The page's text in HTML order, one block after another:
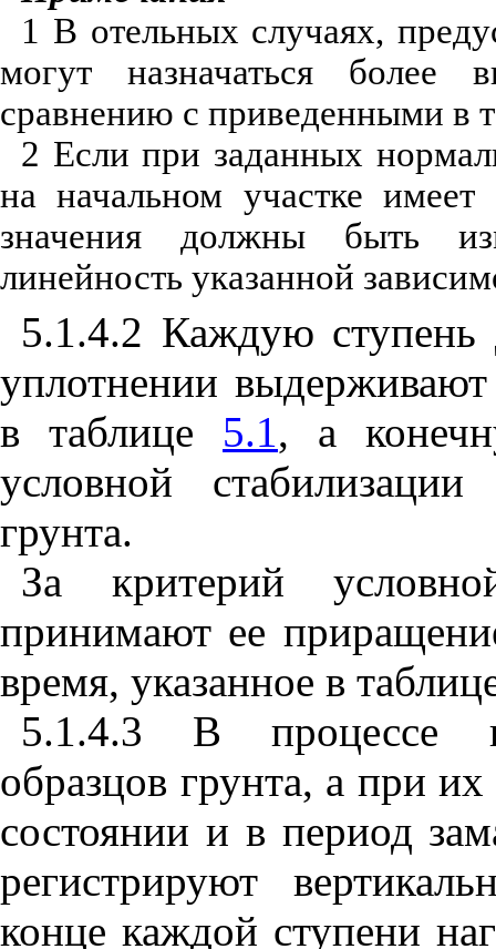
1 В отельных случаях,
могут назначаться более
сравнению с приведенными в
2 Если при заданных
на начальном участке
значения должны быть
линейность указанной
5.1.4.2 Каждую ступень
уплотнении
в таблице 5.1, а
условной
грунта.
За критерий
принимают ее
время, указанное в
5.1.4.3 В процессе
образцов грунта, а при
состоянии и в период
регистрируют
конце каждой ступени